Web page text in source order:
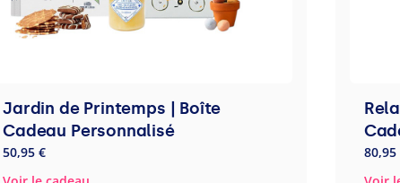
Jardin de Printemps | Boîte
Cadeau Personnalisé
50,95 €
80,95